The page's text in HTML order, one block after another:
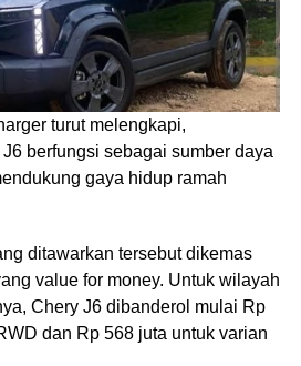
turut melengkapi,
berfungsi sebagai sumber daya
gaya hidup ramah
ditawarkan tersebut dikemas
value for money. Untuk wilayah
Chery J6 dibanderol mulai Rp
dan Rp 568 juta untuk varian